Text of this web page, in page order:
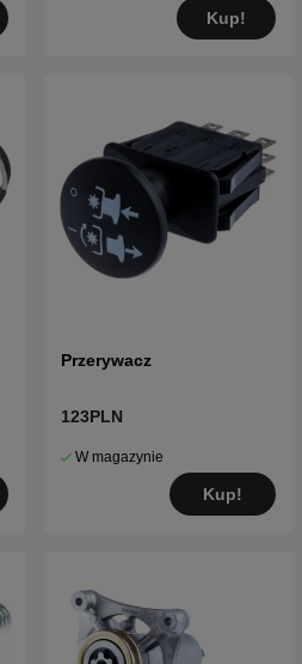
Kup!
Przerywacz
123PLN
W magazynie
Kup!